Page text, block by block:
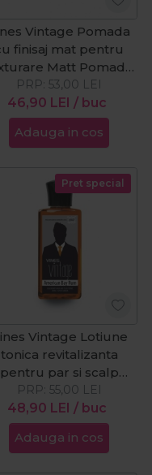
Vintage Pomada
finisaj mat pentru
Matt Pomade
125ml
46,90 LEI / buc
PRP: 53,00 LEI
Adauga in cos
Pret special
Vintage Lotiune
tonica revitalizanta
pentru par si scalp
American Bay Rum
200ml
48,90 LEI / buc
PRP: 55,00 LEI
Adauga in cos